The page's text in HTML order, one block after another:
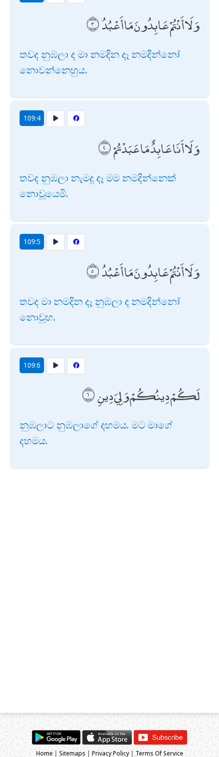
وَلَا أَنْتُمْ عَابِدُونَ مَا أَعْبُدُ
තවද නුඹලා ද මා නමදින දෑ නමදින්නෝ
නොවන්නෙහුය.
109:4
وَلَا أَنَا عَابِدٌ مَا عَبَدْتُمْ
තවද නුඹලා නැමදූ දෑ මම නමදින්නෙක්
නොවූයෙමි.
109:5
وَلَا أَنْتُمْ عَابِدُونَ مَا أَعْبُدُ
තවද මා නමදින දෑ නුඹලා ද නමදින්නෝ
නොවූහ.
109:6
لَكُمْ دِينُكُمْ وَلِيَ دِينِ
නුඹලාට නුඹලාගේ දහමය. මට මාගේ
දහමය.
Home | Sitemaps | Privacy Policy| Terms Of Service